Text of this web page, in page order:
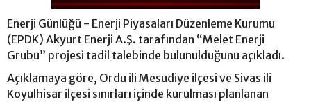
Enerji Günlüğü - Enerji Piyasaları Düzenleme Kurumu
(EPDK) Akyurt Enerji A.Ş. tarafından “Melet Enerji
Grubu” projesi tadil talebinde bulunulduğunu açıkladı.
Açıklamaya göre, Ordu ili Mesudiye ilçesi ve Sivas ili
Koyulhisar ilçesi sınırları içinde kurulması planlanan